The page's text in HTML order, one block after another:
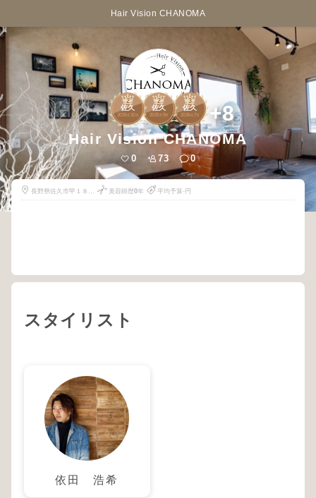
Hair Vision CHANOMA
2
佐久
2025年 10月
2
佐久
2025年 9月
3
佐久
2026年 7月 +8
Hair Vision CHANOMA
0 73 0
長野県佐久市甲１８３
美容師歴0年 平均予算-円
スタイリスト
依田 浩希